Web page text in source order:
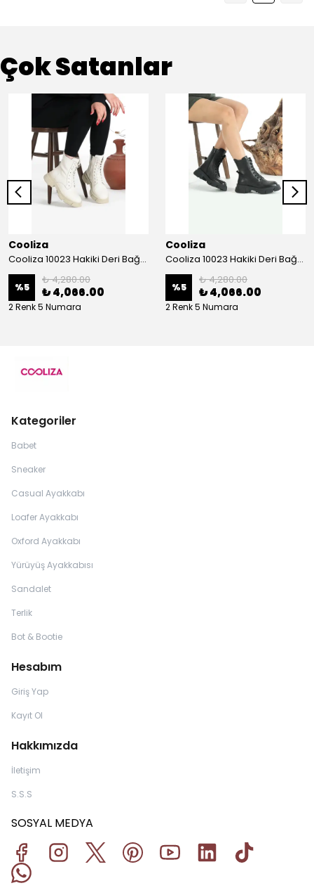
Çok Satanlar
Cooliza
Cooliza 10023 Hakiki Deri Bağcıklı ve Fermuarlı Rahat Kadın Bot Ayakkabı - Ekru
%5
₺ 4,280.00
₺ 4,066.00
2 Renk 5 Numara
Cooliza
Cooliza 10023 Hakiki Deri Bağcıklı ve Fermuarlı Rahat Kadın Bot Ayakkabı - Siyah
%5
₺ 4,280.00
₺ 4,066.00
2 Renk 5 Numara
Kategoriler
Babet
Sneaker
Casual Ayakkabı
Loafer Ayakkabı
Oxford Ayakkabı
Yürüyüş Ayakkabısı
Sandalet
Terlik
Bot & Bootie
Hesabım
Giriş Yap
Kayıt Ol
Hakkımızda
İletişim
S.S.S
SOSYAL MEDYA